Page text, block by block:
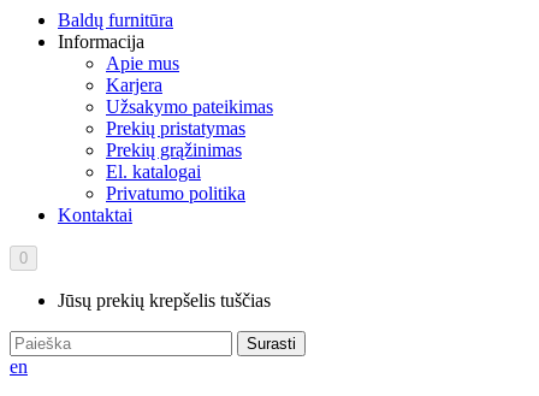
Baldų furnitūra
Informacija
Apie mus
Karjera
Užsakymo pateikimas
Prekių pristatymas
Prekių grąžinimas
El. katalogai
Privatumo politika
Kontaktai
0
Jūsų prekių krepšelis tuščias
Surasti
en